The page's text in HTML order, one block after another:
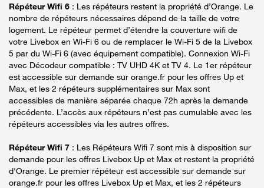
Répéteur Wifi 6 : Les répéteurs restent la propriété d’Orange. Le
nombre de répéteurs nécessaires dépend de la taille de votre
logement. Le répéteur permet d’étendre la couverture wifi de
votre Livebox en Wi-Fi 6 ou de remplacer le Wi-Fi 5 de la Livebox
5 par du Wi-Fi 6 (avec équipement compatible). Connexion Wi-Fi
avec Décodeur compatible : TV UHD 4K et TV 4. Le 1er répéteur
est accessible sur demande sur orange.fr pour les offres Up et
Max, et les 2 répéteurs supplémentaires sur Max sont
accessibles de manière séparée chaque 72h après la demande
précédente. L’accès aux répéteurs n’est pas cumulable avec les
répéteurs accessibles via les autres offres.
Répéteur Wifi 7 : Les Répéteurs Wifi 7 sont mis à disposition sur
demande pour les offres Livebox Up et Max et restent la propriété
d'Orange. Le premier répéteur est accessible sur demande sur
orange.fr pour les offres Livebox Up et Max, et les 2 répéteurs